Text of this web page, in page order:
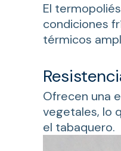
El
condiciones
térmicos
Ofrecen una
vegetales, lo
el tabaquero.